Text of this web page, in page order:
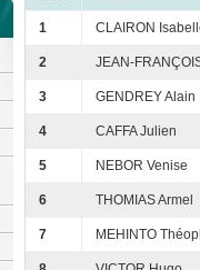
1 CLAIRON
2 JEAN-
3 GENDREY Alain
4 CAFFA Julien
5 NEBOR Venise
6 THOMIAS Armel
7 MEHINTO